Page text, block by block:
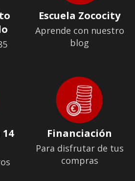
Escuela Zococity
Aprende con nuestro
blog
Financiación
Para disfrutar de tus
compras